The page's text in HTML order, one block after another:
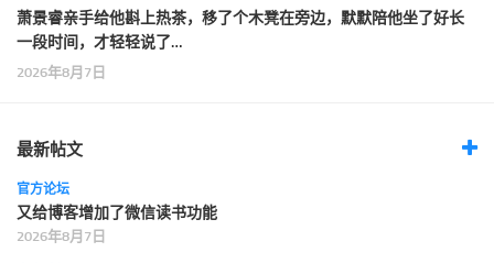
萧景睿亲手给他斟上热茶，移了个木凳在旁边，默默陪他坐了好长
一段时间，才轻轻说了…
2026年8月7日
最新帖文
官方论坛
又给博客增加了微信读书功能
2026年8月7日